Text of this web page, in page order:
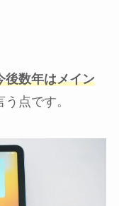
後数年はメイン
点です。